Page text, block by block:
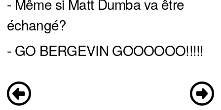
- Même si Matt Dumba va être
échangé?
- GO BERGEVIN GOOOOOO!!!!!